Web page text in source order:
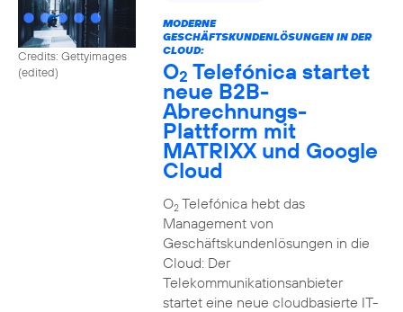
Credits: Gettyimages
(edited)
MODERNE
GESCHÄFTSKUNDENLÖSUNGEN IN DER
CLOUD:
O2 Telefónica startet
neue B2B-
Abrechnungs-
Plattform mit
MATRIXX und Google
Cloud
O2Telefónica hebt das
Management von
Geschäftskundenlösungen in die
Cloud: Der
Telekommunikationsanbieter
startet eine neue cloudbasierte IT-